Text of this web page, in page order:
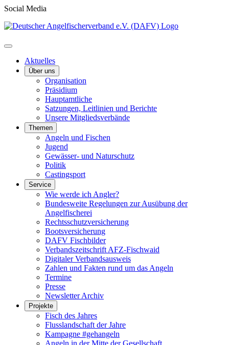
Social Media
Aktuelles
Über uns
Organisation
Präsidium
Hauptamtliche
Satzungen, Leitlinien und Berichte
Unsere Mitgliedsverbände
Themen
Angeln und Fischen
Jugend
Gewässer- und Naturschutz
Politik
Castingsport
Service
Wie werde ich Angler?
Bundesweite Regelungen zur Ausübung der
Angelfischerei
Rechtsschutzversicherung
Bootsversicherung
DAFV Fischbilder
Verbandszeitschrift AFZ-Fischwaid
Digitaler Verbandsausweis
Zahlen und Fakten rund um das Angeln
Termine
Presse
Newsletter Archiv
Projekte
Fisch des Jahres
Flusslandschaft der Jahre
Kampagne #gehangeln
Angeln in der Mitte der Gesellschaft